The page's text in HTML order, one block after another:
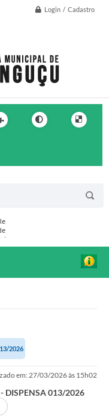
Login / Cadastro
2026
em: 27/03/2026 às 15h02
DISPENSA 013/2026